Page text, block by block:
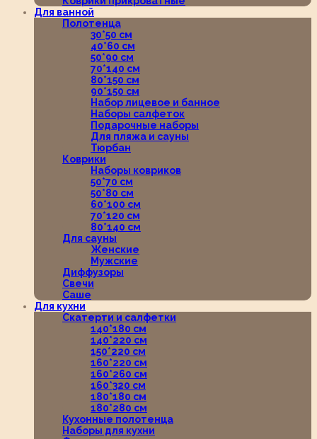
Для ванной
Полотенца
30*50 см
40*60 см
50*90 см
70*140 см
80*150 см
90*150 см
Набор лицевое и банное
Наборы салфеток
Подарочные наборы
Для пляжа и сауны
Тюрбан
Коврики
Наборы ковриков
50*70 см
50*80 см
60*100 см
70*120 см
80*140 см
Для сауны
Женские
Мужские
Диффузоры
Свечи
Саше
Для кухни
Скатерти и салфетки
140*180 см
140*220 см
150*220 см
160*220 см
160*260 см
160*320 см
180*180 см
180*280 см
Кухонные полотенца
Наборы для кухни